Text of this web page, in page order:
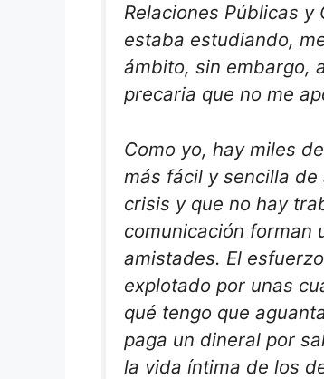
Relaciones Públicas
estaba estudiando,
ámbito, sin embargo,
precaria que no me
Como yo, hay miles
más fácil y sencilla
crisis y que no hay
comunicación forman
amistades. El
explotado por unas
qué tengo que
paga un dineral por
la vida íntima de los